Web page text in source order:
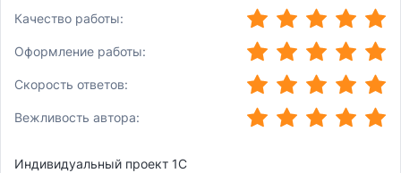
Качество работы: (*)(*) (*) (*) (*)
Оформление работы: (*)(*) (*) (*) (*)
Скорость ответов: (*)(*) (*) (*) (*)
Вежливость автора: (*)(*) (*) (*) (*)
Индивидуальный проект 1С